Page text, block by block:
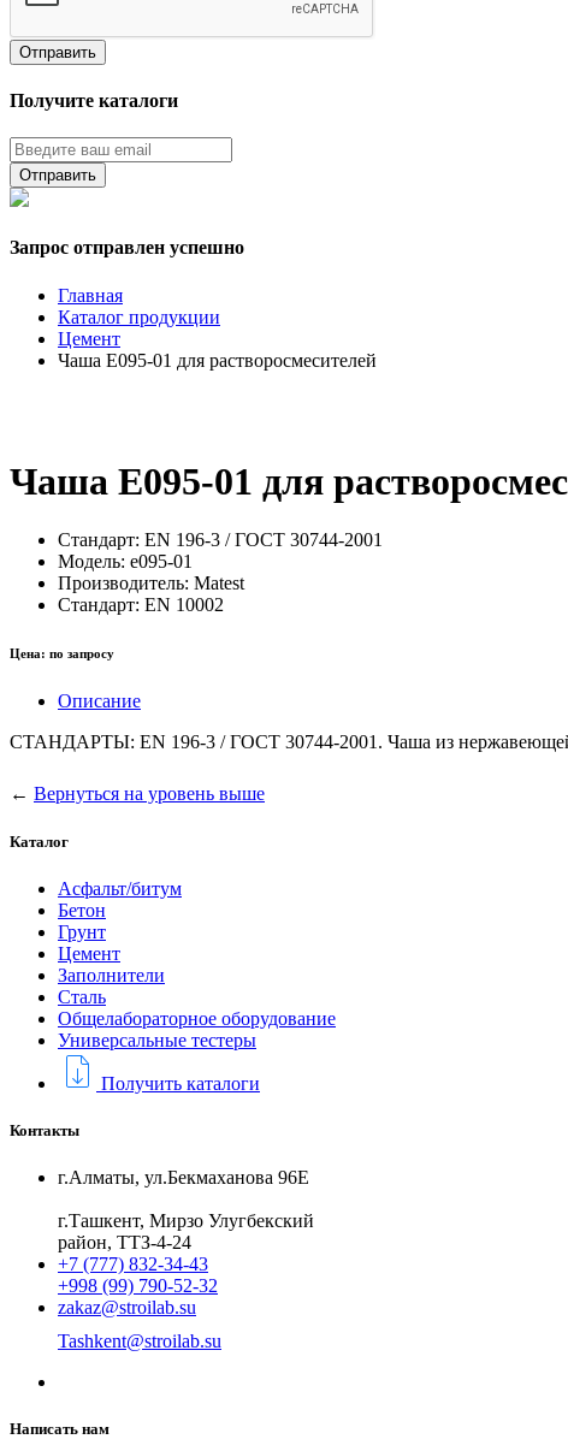
Получите каталоги
Запрос отправлен успешно
Главная
Каталог продукции
Цемент
Чаша E095-01 для растворосмесителей
Чаша E095-01 для
Стандарт: EN 196-3 / ГОСТ 30744-2001
Модель: e095-01
Производитель: Matest
Стандарт: EN 10002
Цена: по запросу
Описание
СТАНДАРТЫ: EN 196-3 / ГОСТ 30744-2001. Чаша из нержавеющей
← Вернуться на уровень выше
Каталог
Асфальт/битум
Бетон
Грунт
Цемент
Заполнители
Сталь
Общелабораторное оборудование
Универсальные тестеры
Получить каталоги
Контакты
г.Алматы, ул.Бекмаханова 96Е
г.Ташкент, Мирзо Улугбекский
район, ТТЗ-4-24
+7 (777) 832-34-43
+998 (99) 790-52-32
zakaz@stroilab.su
Tashkent@stroilab.su
Написать нам